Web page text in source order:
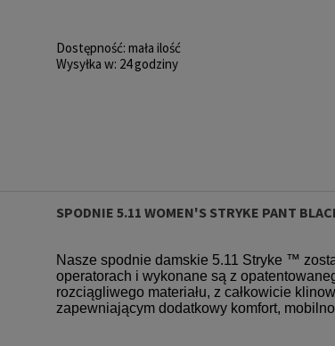
Dostępność: mała ilość
Wysyłka w: 24 godziny
SPODNIE 5.11 WOMEN'S STRYKE PANT
Nasze spodnie damskie 5.11 Stryke ™
operatorach i wykonane są z
rozciągliwego materiału, z całkowicie
zapewniającym dodatkowy komfort,